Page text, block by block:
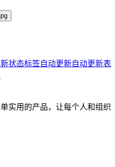
状态标签自动更新自动更新表
实用的产品，让每个人和组织